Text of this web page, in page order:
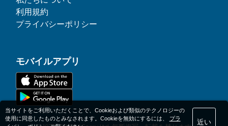
利用規約
プライバシーポリシー
モバイルアプリ
当サイトをご利用いただくことで、Cookieおよび類似のテクノロジーの
使用に同意したものとみなされます。Cookieを無効にするには、
プラ
近い